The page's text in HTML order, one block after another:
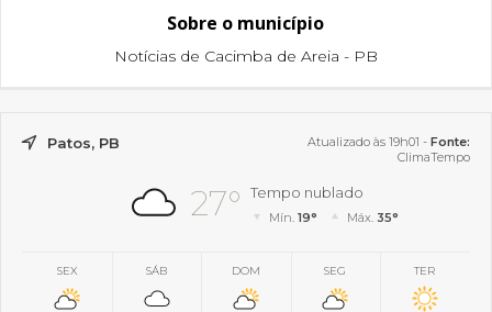
Sobre o município
Notícias de Cacimba de Areia - PB
Patos, PB Atualizado às 19h01 - Fonte:
ClimaTempo
27° Tempo nublado
Mín.19° Máx. 35°
SEX SÁB DOM SEG TER